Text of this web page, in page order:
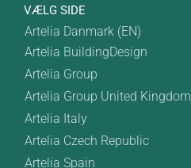
VÆLG SIDE
Artelia Danmark (EN)
Artelia BuildingDesign
Artelia Group
Artelia Group United Kingdom
Artelia Italy
Artelia Czech Republic
Artelia Spain